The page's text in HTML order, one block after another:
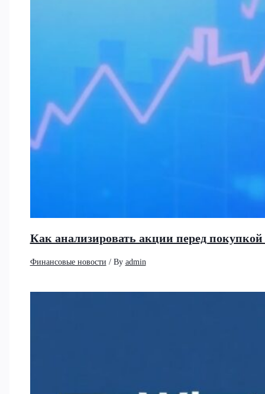
Как анализировать акции перед
Финансовые новости / By admin